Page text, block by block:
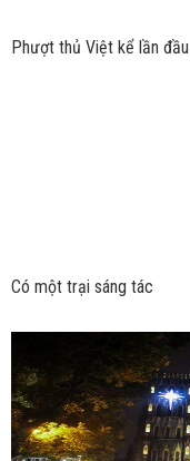
Phượt thủ Việt kể lần
Có một trại sáng tác